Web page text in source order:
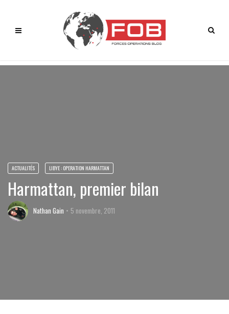
ACTUALITÉS LIBYE : OPERATION HARMATTAN
Harmattan, premier bilan
Nathan Gain 5 novembre, 2011